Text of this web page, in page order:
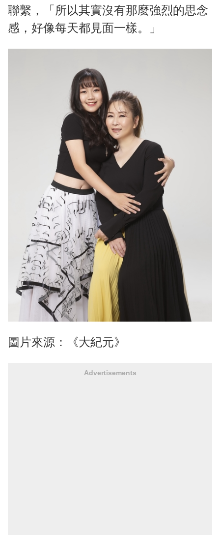
聯繫，「所以其實沒有那麼強烈的思念
感，好像每天都見面一樣。」
圖片來源：《大紀元》
Advertisements